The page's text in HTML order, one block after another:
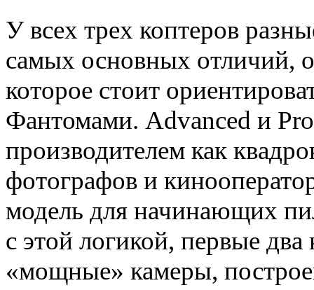
У всех трех коптеров
самых основных отличий,
которое стоит
Фантомами. Advanced и
производителем как
фотографов и
модель для начинающих
с этой логикой, первые
«мощные» камеры,